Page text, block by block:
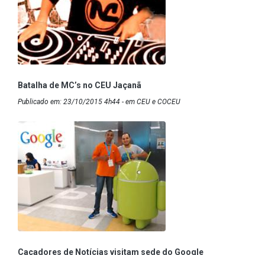
Batalha de MC’s no CEU Jaçanã
Publicado em: 23/10/2015 4h44 - em CEU e COCEU
Caçadores de Notícias visitam sede do Google